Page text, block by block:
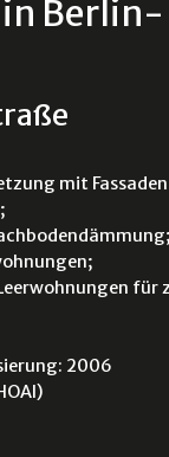
Berlin-
mit
für
2006